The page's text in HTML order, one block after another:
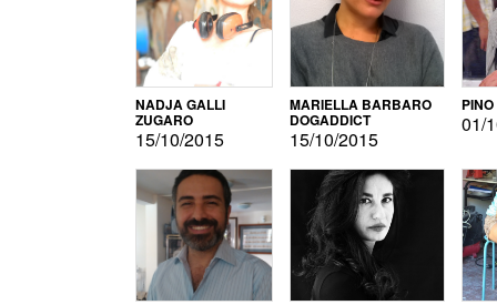
NADJA GALLI
ZUGARO
15/10/2015
MARIELLA BARBARO
DOGADDICT
15/10/2015
01/